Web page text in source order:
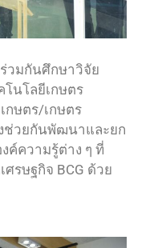
วมกันศึกษาวิจัย
นโลยีเกษตร
กษตร/เกษตร
ช่วยกันพัฒนาและยก
ค์ความรู้ต่าง ๆ ที่
รษฐกิจ BCG ด้วย